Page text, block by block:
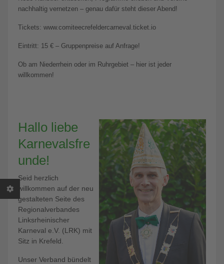
nachhaltig vernetzen – genau dafür steht dieser Abend!
Tickets: www.comiteecrefeldercarneval.ticket.io
Eintritt: 15 € – Gruppenpreise auf Anfrage!
Ob am Niederrhein oder im Ruhrgebiet – hier ist jeder
willkommen!
Hallo liebe
Karnevalsfre
unde!
Seid herzlich
willkommen auf der neu
gestalteten Seite des
Regionalverbandes
Linksrheinischer
Karneval e.V. (LRK) mit
Sitz in Krefeld.
Unser Verband bündelt